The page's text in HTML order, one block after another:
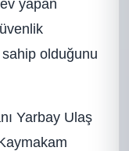
yapan
olduğunu
Yarbay Ulaş